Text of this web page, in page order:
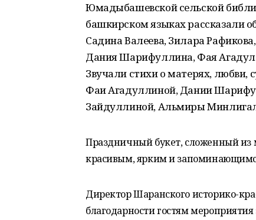
Юмадыбашевской сельской
башкирском языках рассказали
Садина Валеева, Зилара
Дания Шарифуллина, Фая
Звучали стихи о матерях, любви,
Фаи Агадуллиной, Дании
Зайдуллиной, Альмиры
Праздничный букет, сложенный из
красивым, ярким и
Директор Шаранского историко-
благодарности гостям